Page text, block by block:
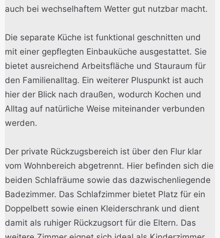
auch bei wechselhaftem Wetter gut nutzbar macht.
Die separate Küche ist funktional geschnitten und
mit einer gepflegten Einbauküche ausgestattet. Sie
bietet ausreichend Arbeitsfläche und Stauraum für
den Familienalltag. Ein weiterer Pluspunkt ist auch
hier der Blick nach draußen, wodurch Kochen und
Alltag auf natürliche Weise miteinander verbunden
werden.
Der private Rückzugsbereich ist über den Flur klar
vom Wohnbereich abgetrennt. Hier befinden sich die
beiden Schlafräume sowie das dazwischenliegende
Badezimmer. Das Schlafzimmer bietet Platz für ein
Doppelbett sowie einen Kleiderschrank und dient
damit als ruhiger Rückzugsort für die Eltern. Das